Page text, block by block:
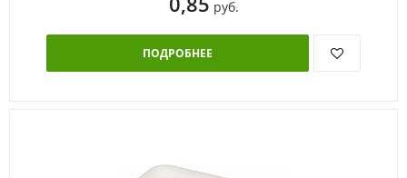
руб.
ПОДРОБНЕЕ